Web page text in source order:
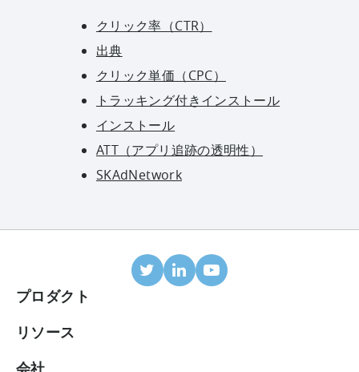
クリック率（CTR）
出典
クリック単価（CPC）
トラッキング付きインストール
インストール
ATT（アプリ追跡の透明性）
SKAdNetwork
プロダクト
モバイルアトリビューション
連携パートナー
リソース
ブログ
会社